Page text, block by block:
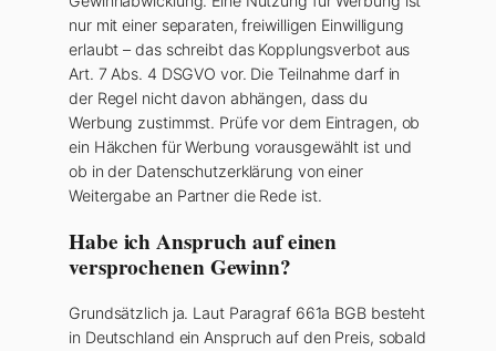
nur mit einer separaten, freiwilligen Einwilligung
erlaubt – das schreibt das Kopplungsverbot aus
Art. 7 Abs. 4 DSGVO vor. Die Teilnahme darf in
der Regel nicht davon abhängen, dass du
Werbung zustimmst. Prüfe vor dem Eintragen, ob
ein Häkchen für Werbung vorausgewählt ist und
ob in der Datenschutzerklärung von einer
Weitergabe an Partner die Rede ist.
Habe ich Anspruch auf einen
versprochenen Gewinn?
Grundsätzlich ja. Laut Paragraf 661a BGB besteht
in Deutschland ein Anspruch auf den Preis, sobald